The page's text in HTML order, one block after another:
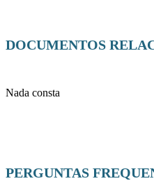
DOCUMENTOS
Nada consta
PERGUNTAS